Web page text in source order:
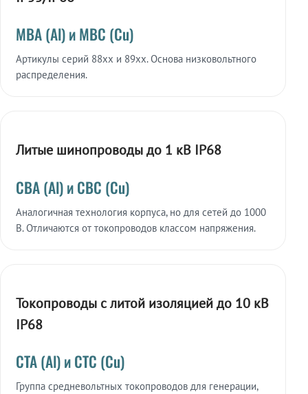
МВА (Al) и МВС (Cu)
Артикулы серий 88xx и 89xx. Основа низковольтного
распределения.
Литые шинопроводы до 1 кВ IP68
СВА (Al) и СВС (Cu)
Аналогичная технология корпуса, но для сетей до 1000
В. Отличаются от токопроводов классом напряжения.
Токопроводы с литой изоляцией до 10 кВ
IP68
СТА (Al) и СТС (Cu)
Группа средневольтных токопроводов для генерации,